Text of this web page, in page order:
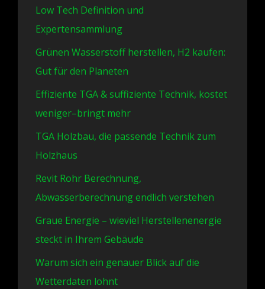
Low Tech Definition und
Expertensammlung
Grünen Wasserstoff herstellen, H2 kaufen:
Gut für den Planeten
Effiziente TGA & suffiziente Technik, kostet
weniger–bringt mehr
TGA Holzbau, die passende Technik zum
Holzhaus
Revit Rohr Berechnung,
Abwasserberechnung endlich verstehen
Graue Energie – wieviel Herstellenenergie
steckt in Ihrem Gebäude
Warum sich ein genauer Blick auf die
Wetterdaten lohnt